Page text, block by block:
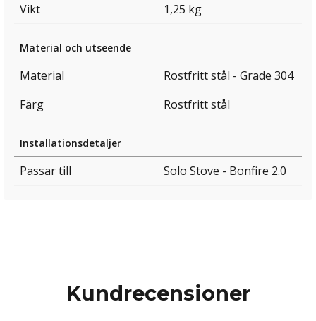
Vikt
1,25 kg
Material och utseende
Material
Rostfritt stål - Grade 304
Färg
Rostfritt stål
Installationsdetaljer
Passar till Solo Stove - Bonfire 2.0
Kundrecensioner